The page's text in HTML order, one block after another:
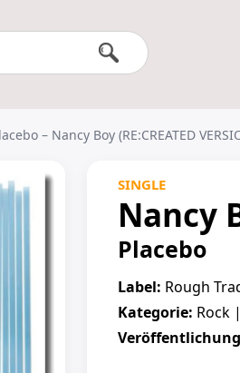
– Nancy Boy (RE:CREATED
SINGLE
Nancy
Placebo
Label: Rough
Kategorie: Rock